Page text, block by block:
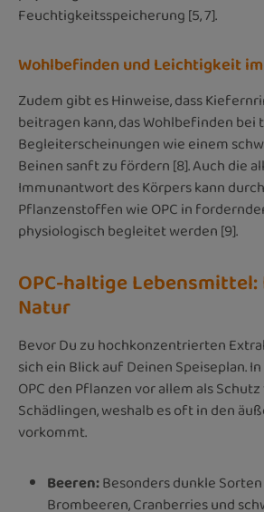
Feuchtigkeitsspeicherung [5, 7].
Wohlbefinden und Leichtigkeit
Zudem gibt es Hinweise, dass
beitragen kann, das Wohlbefinden bei
Begleiterscheinungen wie einem
Beinen sanft zu fördern [8]. Auch die
Immunantwort des Körpers kann
Pflanzenstoffen wie OPC in
physiologisch begleitet werden [9].
OPC-haltige
Natur
Bevor Du zu hochkonzentrierten
sich ein Blick auf Deinen Speiseplan.
OPC den Pflanzen vor allem als
Schädlingen, weshalb es oft in den
vorkommt.
Beeren:Besonders dunkle
Brombeeren, Cranberries und